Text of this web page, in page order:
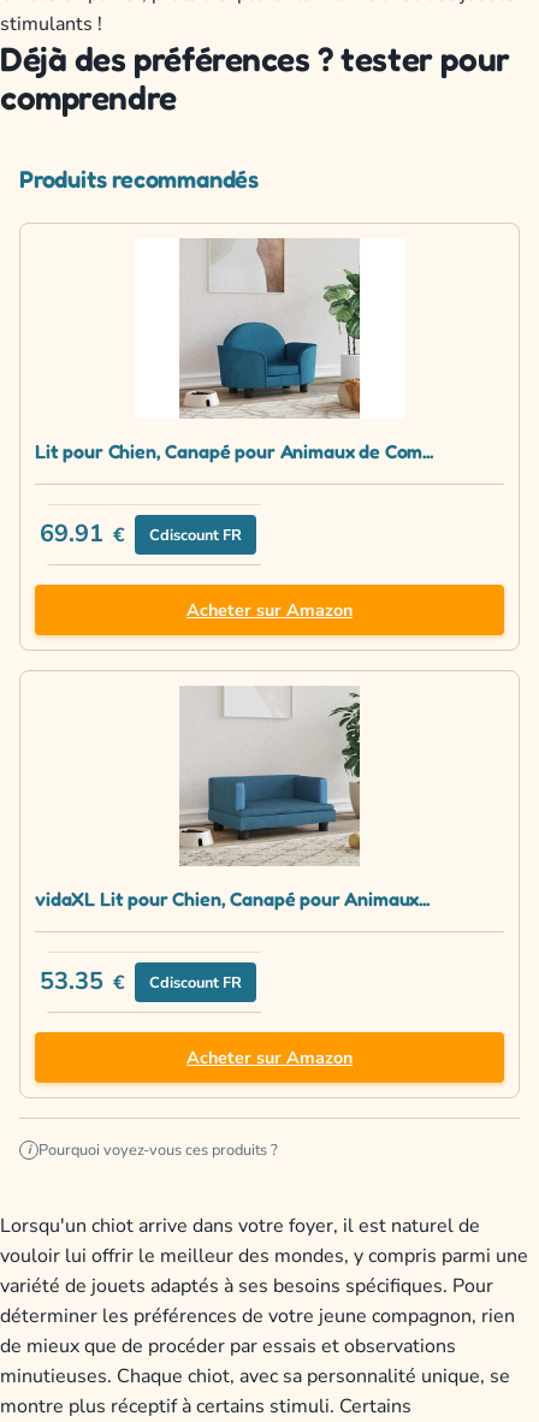
stimulants !
Déjà des préférences ? tester pour
comprendre
Produits recommandés
Lit pour Chien, Canapé pour Animaux de Com...
69.91 € Cdiscount FR
Acheter sur Amazon
vidaXL Lit pour Chien, Canapé pour Animaux...
53.35 € Cdiscount FR
Acheter sur Amazon
i Pourquoi voyez-vous ces produits ?
Lorsqu'un chiot arrive dans votre foyer, il est naturel de
vouloir lui offrir le meilleur des mondes, y compris parmi une
variété de jouets adaptés à ses besoins spécifiques. Pour
déterminer les préférences de votre jeune compagnon, rien
de mieux que de procéder par essais et observations
minutieuses. Chaque chiot, avec sa personnalité unique, se
montre plus réceptif à certains stimuli. Certains